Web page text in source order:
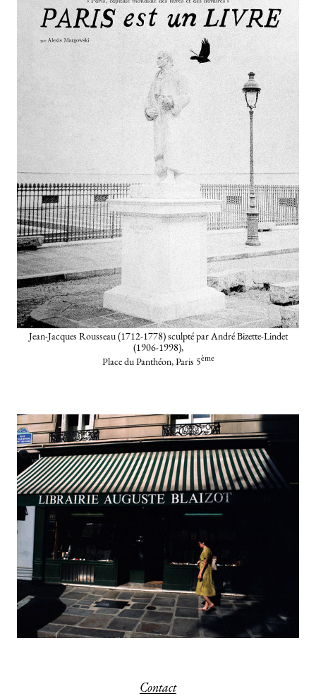
Jean-Jacques Rousseau (1712-1778) sculpté par André Bizette-Lindet
(1906-1998),
Place du Panthéon, Paris 5ème
Contact